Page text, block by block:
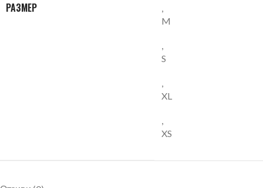
РАЗМЕР
,
M
,
S
,
XL
,
XS